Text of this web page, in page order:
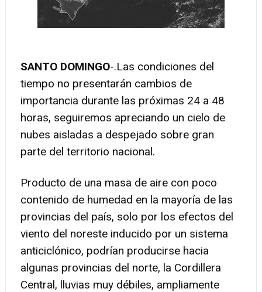
SANTO DOMINGO-.Las condiciones del
tiempo no presentarán cambios de
importancia durante las próximas 24 a 48
horas, seguiremos apreciando un cielo de
nubes aisladas a despejado sobre gran
parte del territorio nacional.
Producto de una masa de aire con poco
contenido de humedad en la mayoría de las
provincias del país, solo por los efectos del
viento del noreste inducido por un sistema
anticiclónico, podrían producirse hacia
algunas provincias del norte, la Cordillera
Central, lluvias muy débiles, ampliamente